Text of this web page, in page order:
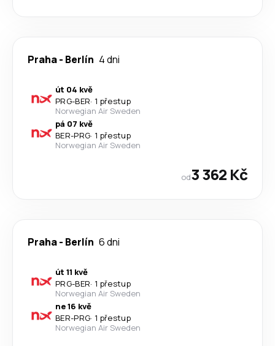
Praha- Berlín 4 dni
út 04 kvě
PRG-BER· 1 přestup
Norwegian Air Sweden
pá 07 kvě
BER-PRG· 1 přestup
Norwegian Air Sweden
od3 362 Kč
Praha- Berlín 6 dni
út 11 kvě
PRG-BER· 1 přestup
Norwegian Air Sweden
ne 16 kvě
BER-PRG· 1 přestup
Norwegian Air Sweden